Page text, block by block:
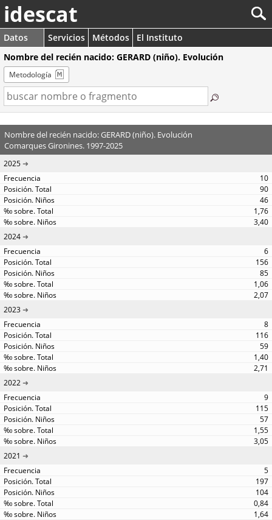
idescat
Datos Servicios Métodos
El Instituto
Nombre del recién nacido: GERARD (niño). Evolución
Metodología
Nombre del recién nacido: GERARD (niño). Evolución
Comarques Gironines. 1997-2025
2025
10
90
46
1,76
3,40
2024
6
156
85
1,06
2,07
2023
8
116
59
1,40
2,71
2022
9
115
57
1,55
3,05
2021
5
197
104
0,84
1,64